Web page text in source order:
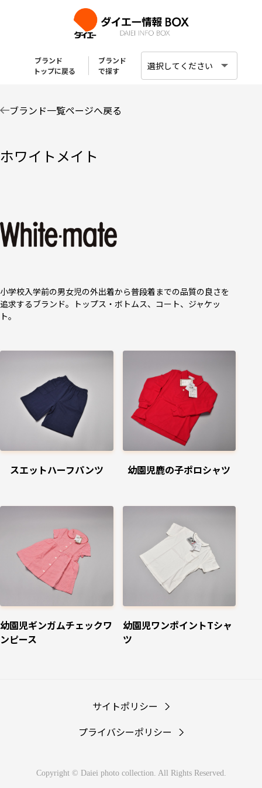
ブランド
トップに戻る
ブランド
で探す
ブランド一覧ページへ戻る
ホワイトメイト
小学校入学前の男女児の外出着から普段着までの品質の良さを
追求するブランド。トップス・ボトムス、コート、ジャケッ
ト。
スエットハーフパンツ 幼園児鹿の子ポロシャツ
幼園児ギンガムチェックワ
ンピース
幼園児ワンポイントTシャ
ツ
サイトポリシー
プライバシーポリシー
Copyright © Daiei photo collection. All Rights Reserved.